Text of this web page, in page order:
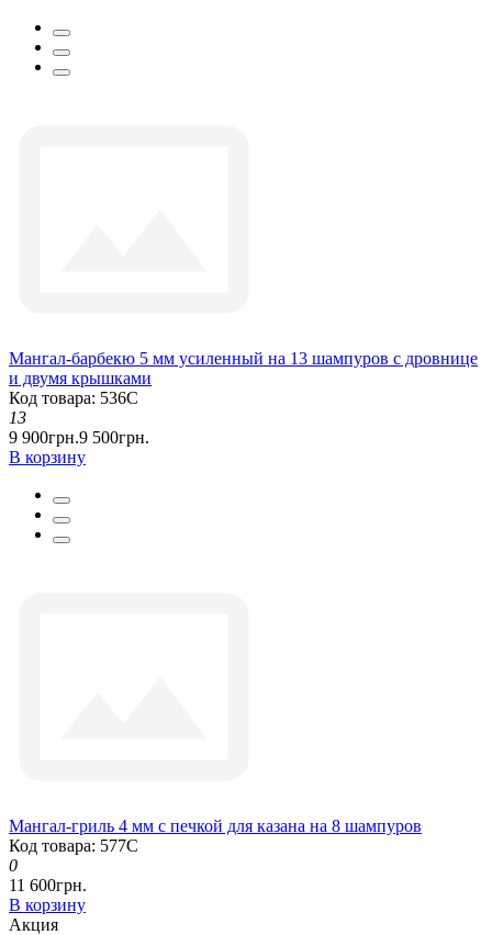
Мангал-барбекю 5 мм усиленный на 13 шампуров с дровнице
и двумя крышками
Код товара: 536С
13
9 900грн.9 500грн.
В корзину
Мангал-гриль 4 мм с печкой для казана на 8 шампуров
Код товара: 577С
0
11 600грн.
В корзину
Акция